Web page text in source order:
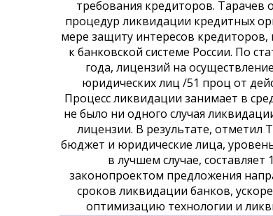
требования кредиторов.
процедур ликвидации кредитных
мере защиту интересов кредиторов,
к банковской системе России. По
года, лицензий на
юридических лиц /51 проц от
Процесс ликвидации занимает в
не было ни одного случая
лицензии. В результате, отметил
бюджет и юридические лица,
в лучшем случае, составляет
законопроектом предложения
сроков ликвидации банков,
оптимизацию технологии и